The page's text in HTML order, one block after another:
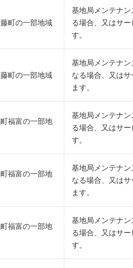
町の一部地域
基地局メンテナ
る場合、又はサ
す。
町の一部地域
基地局メンテナン
なる場合、又は
ます。
福富の一部地
基地局メンテナ
る場合、又はサ
す。
福富の一部地
基地局メンテナン
なる場合、又は
ます。
福富の一部地
基地局メンテナ
る場合、又はサ
す。